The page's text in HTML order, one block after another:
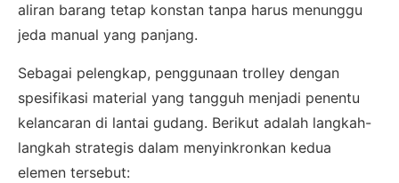
aliran barang tetap konstan tanpa harus menunggu
jeda manual yang panjang.
Sebagai pelengkap, penggunaan trolley dengan
spesifikasi material yang tangguh menjadi penentu
kelancaran di lantai gudang. Berikut adalah langkah-
langkah strategis dalam menyinkronkan kedua
elemen tersebut: